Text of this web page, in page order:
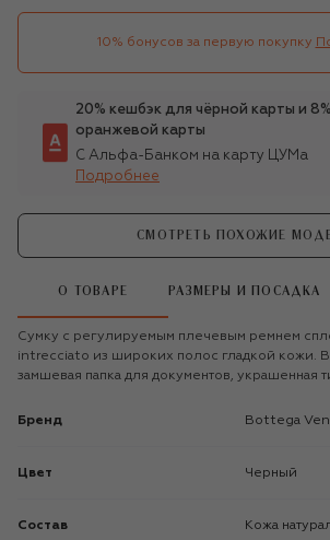
10% бонусов за первую покупку
20% кешбэк для чёрной карты и
оранжевой карты
С Альфа-Банком на карту ЦУМа
Подробнее
СМОТРЕТЬ ПОХОЖИЕ
О ТОВАРЕ РАЗМЕРЫ И ПОСАДКА
Сумку с регулируемым плечевым ремнем
intrecciato из широких полос гладкой кожи.
замшевая папка для документов, украшенная
Бренд Bottega
Цвет Черный
Состав Кожа